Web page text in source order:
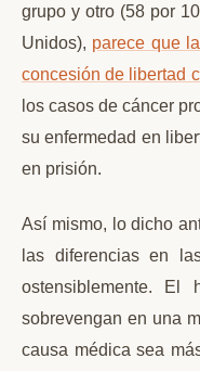
grupo y otro (58 por
Unidos), parece que
concesión de libertad
los casos de cáncer
su enfermedad en
en prisión.
Así mismo, lo dicho
las diferencias en
ostensiblemente. El
sobrevengan en una
causa médica sea